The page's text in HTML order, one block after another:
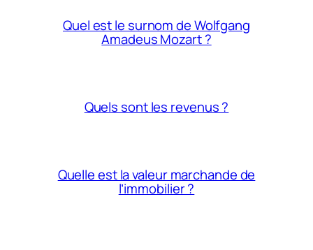
Quel est le surnom de Wolfgang
Amadeus Mozart ?
Quels sont les revenus ?
Quelle est la valeur marchande de
l’immobilier ?